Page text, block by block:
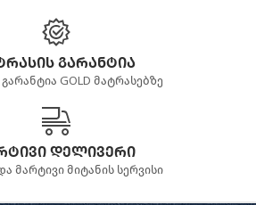
გარანტია
GOLD მატრასებზე
დელივერი
მარტივი მიტანის სერვისი